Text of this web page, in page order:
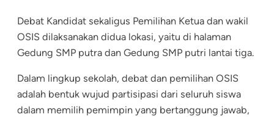
Debat Kandidat sekaligus Pemilihan Ketua dan wakil
OSIS dilaksanakan didua lokasi, yaitu di halaman
Gedung SMP putra dan Gedung SMP putri lantai tiga.
Dalam lingkup sekolah, debat dan pemilihan OSIS
adalah bentuk wujud partisipasi dari seluruh siswa
dalam memilih pemimpin yang bertanggung jawab,